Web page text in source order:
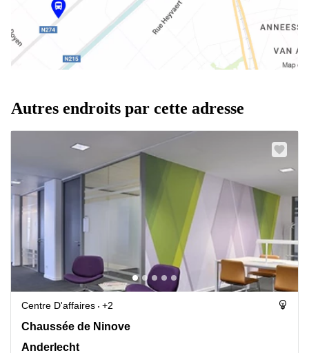
Autres endroits par cette adresse
Centre D'affaires
+2
Chaussée de Ninove 62, Anderlecht
Chaussée de Ninove
Anderlecht